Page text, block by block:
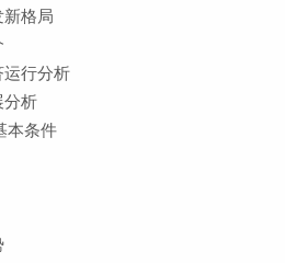
格局
行分析
析
本条件